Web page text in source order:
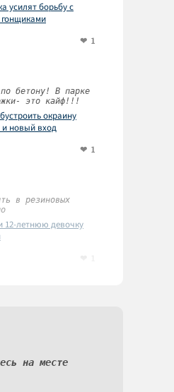
усилят борьбу с
1
бетону! В парке
это кайф!!!
окраину
новый вход
1
в резиновых
летнюю девочку
на месте